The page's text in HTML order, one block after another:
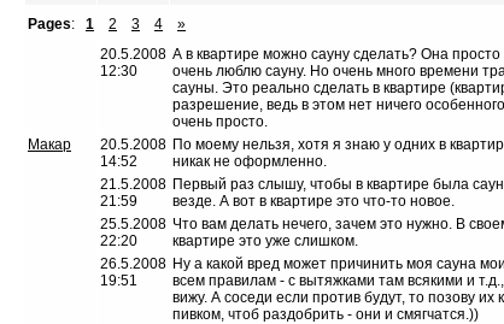
Pages: 1 2 3 4
»
20.5.2008
12:30
А в квартире можно сауну сделать? Она
очень люблю сауну. Но очень много времени
сауны. Это реально сделать в квартире
разрешение, ведь в этом нет ничего
очень просто.
Макар
20.5.2008
14:52
По моему нельзя, хотя я знаю у одних в
никак не оформленно.
21.5.2008
21:59
Первый раз слышу, чтобы в квартире была
везде. А вот в квартире это что-то новое.
25.5.2008
22:20
Что вам делать нечего, зачем это нужно. В
квартире это уже слишком.
26.5.2008
19:51
Ну а какой вред может причинить моя сауна
всем правилам - с вытяжками там всякими и
вижу. А соседи если против будут, то позову их
пивком, чтоб раздобрить - они и смягчатся.))